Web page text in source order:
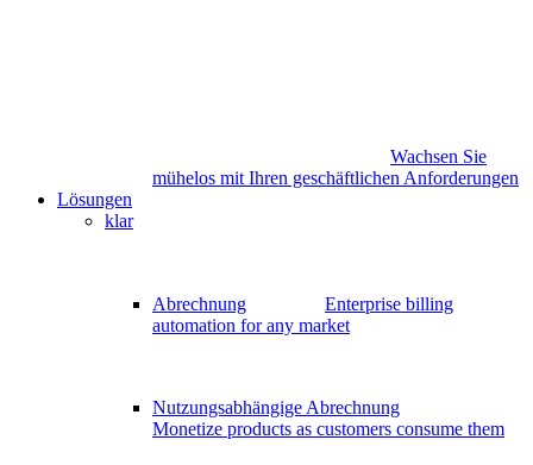
Wachsen Sie
mühelos mit Ihren geschäftlichen Anforderungen
Lösungen
klar
Abrechnung
Enterprise billing
automation for any market
Nutzungsabhängige Abrechnung
Monetize products as customers consume them